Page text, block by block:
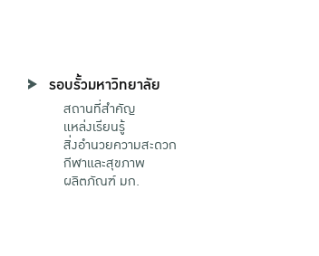
รอบรั้วมหาวิทยาลัย
สถานที่สำคัญ
แหล่งเรียนรู้
สิ่งอำนวยความสะดวก
กีฬาและสุขภาพ
ผลิตภัณฑ์ มก.